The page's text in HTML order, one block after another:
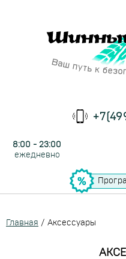
8:00 - 23:00
ежедневно
Главная / Аксессуары